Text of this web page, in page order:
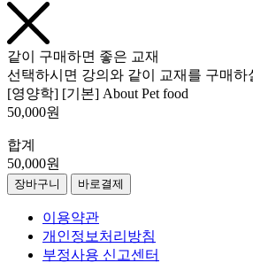
같이 구매하면 좋은 교재
선택하시면 강의와 같이 교재를 구매하
[영양학] [기본] About Pet food
50,000원
합계
50,000원
장바구니 바로결제
이용약관
개인정보처리방침
부정사용 신고센터